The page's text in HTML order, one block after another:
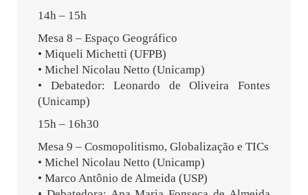
14h – 15h
Mesa 8 – Espaço Geográfico
• Miqueli Michetti (UFPB)
• Michel Nicolau Netto (Unicamp)
• Debatedor: Leonardo de Oliveira Fontes
(Unicamp)
15h – 16h30
Mesa 9 – Cosmopolitismo, Globalização e TICs
• Michel Nicolau Netto (Unicamp)
• Marco Antônio de Almeida (USP)